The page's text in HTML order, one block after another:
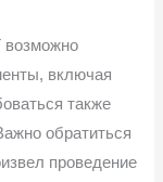
возможно
включая
также
обратиться
проведение